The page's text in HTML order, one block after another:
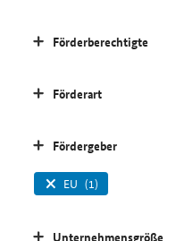
Förderberechtigte
Förderart
Fördergeber
EU (1)
Unternehmensgröße